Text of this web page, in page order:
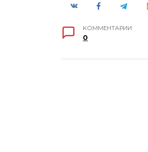
КОММЕНТАРИИ
0